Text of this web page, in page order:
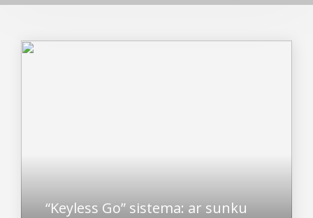
“Keyless Go” sistema: ar sunku